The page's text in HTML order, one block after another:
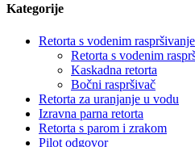
Kategorije
Retorta s vodenim
Retorta s vodenim
Kaskadna retorta
Bočni raspršivač
Retorta za uranjanje u vodu
Izravna parna retorta
Retorta s parom i zrakom
Pilot odgovor